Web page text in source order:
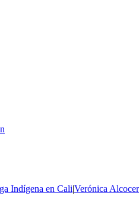
Indígena en Cali|Verónica Alcocer